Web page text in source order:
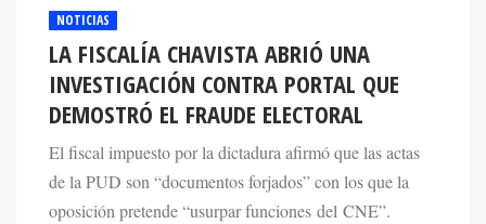
LA FISCALÍA CHAVISTA ABRIÓ UNA
INVESTIGACIÓN CONTRA PORTAL QUE
DEMOSTRÓ EL FRAUDE ELECTORAL
El fiscal impuesto por la dictadura afirmó que las actas
de la PUD son “documentos forjados” con los que la
oposición pretende “usurpar funciones del CNE”.